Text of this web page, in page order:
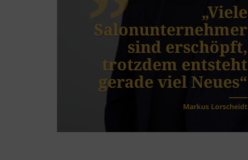
„Viele
Salonunternehmer
sind erschöpft,
trotzdem entsteht
gerade viel Neues“
Markus Lorscheidt